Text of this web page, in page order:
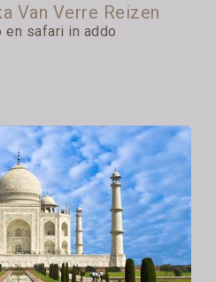
Van Verre Reizen
en safari in addo